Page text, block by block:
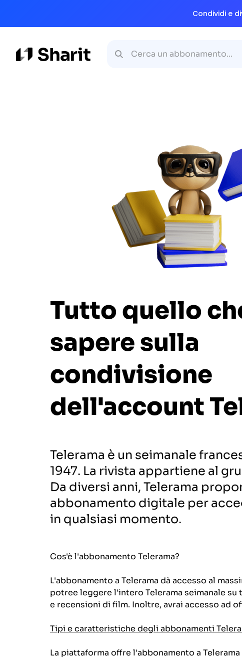
Condividi e
Tutto quello
sapere sulla
condivisione
dell'account
Telerama è un seimanale
1947. La rivista appartiene al
Da diversi anni, Telerama
abbonamento digitale per
in qualsiasi momento.
Cos'è l'abbonamento Telerama?
L'abbonamento a Telerama dà accesso al
potree leggere l'intero Telerama seimanale
e recensioni di film. Inoltre, avrai accesso ad
Tipi e caratteristiche degli abbonamenti
La piattaforma offre l'abbonamento a